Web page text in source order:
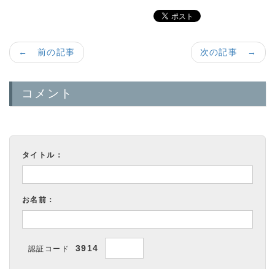
次の記事 →
← 前の記事
コメント
タイトル：
お名前：
認証コード 3914